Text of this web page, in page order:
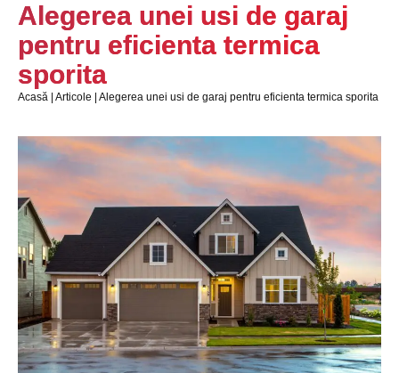
Alegerea unei usi de garaj
pentru eficienta termica
sporita
Acasă Articole Alegerea unei usi de garaj pentru eficienta termica sporita